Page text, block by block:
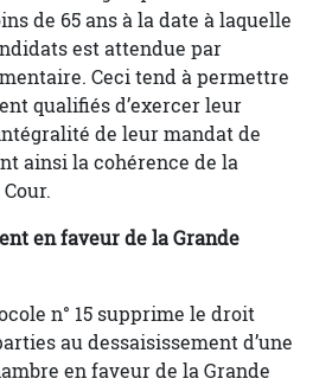
de 65 ans à la date à laquelle
est attendue par
Ceci tend à permettre
qualifiés d’exercer leur
de leur mandat de
ainsi la cohérence de la
en faveur de la Grande
n° 15 supprime le droit
au dessaisissement d’une
en faveur de la Grande